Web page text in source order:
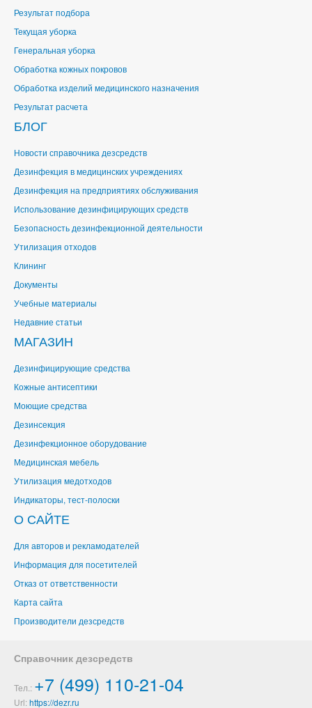
Результат подбора
Текущая уборка
Генеральная уборка
Обработка кожных покровов
Обработка изделий медицинского назначения
Результат расчета
БЛОГ
Новости справочника дезсредств
Дезинфекция в медицинских учреждениях
Дезинфекция на предприятиях обслуживания
Использование дезинфицирующих средств
Безопасность дезинфекционной деятельности
Утилизация отходов
Клининг
Документы
Учебные материалы
Недавние статьи
МАГАЗИН
Дезинфицирующие средства
Кожные антисептики
Моющие средства
Дезинсекция
Дезинфекционное оборудование
Медицинская мебель
Утилизация медотходов
Индикаторы, тест-полоски
О САЙТЕ
Для авторов и рекламодателей
Информация для посетителей
Отказ от ответственности
Карта сайта
Производители дезсредств
Справочник дезсредств
Тел.: +7 (499) 110-21-04
Url: https://dezr.ru